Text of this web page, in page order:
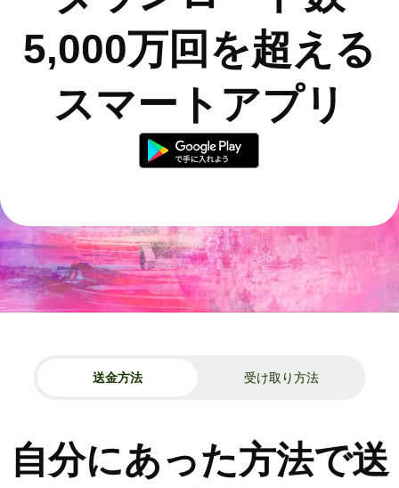
5,000万回を超える
スマートアプリ
送金方法 受け取り方法
自分にあった方法で送